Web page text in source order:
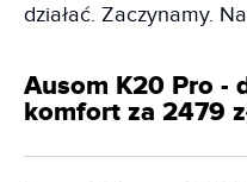
działać. Zaczynamy.
Ausom K20 Pro -
komfort za 2479